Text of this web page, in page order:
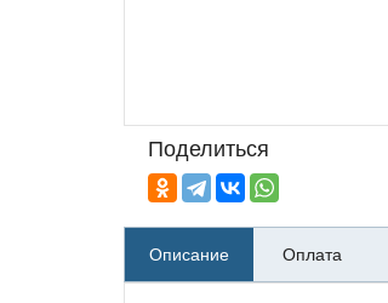
Поделиться
Описание Оплата